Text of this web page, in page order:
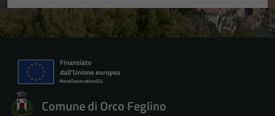
Comune di Orco Feglino